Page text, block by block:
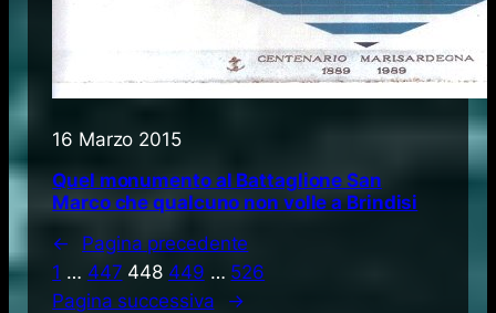
16 Marzo 2015
Quel monumento al Battaglione San
Marco che qualcuno non volle a Brindisi
←
Pagina precedente
1 … 447 448 449 … 526
Pagina successiva
→